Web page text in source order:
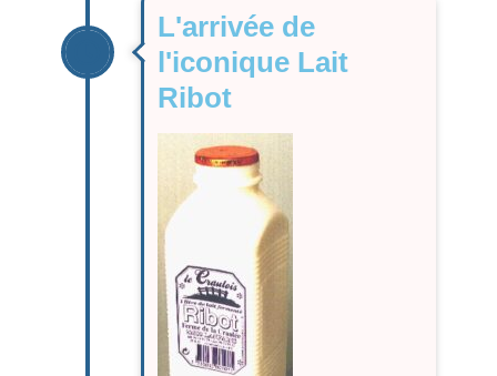
L'arrivée de
l'iconique Lait
Ribot